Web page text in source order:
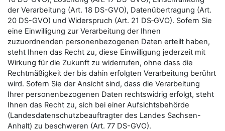
der Verarbeitung (Art. 18 DS-GVO), Datenübertragung (Art.
20 DS-GVO) und Widerspruch (Art. 21 DS‑GVO). Sofern Sie
eine Einwilligung zur Verarbeitung der Ihnen
zuzuordnenden personenbezogenen Daten erteilt haben,
steht Ihnen das Recht zu, diese Einwilligung jederzeit mit
Wirkung für die Zukunft zu widerrufen, ohne dass die
Rechtmäßigkeit der bis dahin erfolgten Verarbeitung berührt
wird. Sofern Sie der Ansicht sind, dass die Verarbeitung
Ihrer personenbezogenen Daten rechtswidrig erfolgt, steht
Ihnen das Recht zu, sich bei einer Aufsichtsbehörde
(Landesdatenschutzbeauftragter des Landes Sachsen-
Anhalt) zu beschweren (Art. 77 DS-GVO).